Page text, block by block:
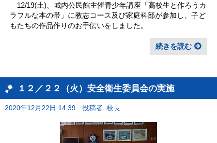
12/19(土)、城内公民館主催青少年講座「高校生と作ろうカ
ラフルな本の帯」に教志コース及び家庭科部が参加し、子ど
もたちの作品作りのお手伝いをしました。
続きを読む
１２／２２（火）安全衛生委員会の実施
2020年12月22日 14:39 投稿者: 校長